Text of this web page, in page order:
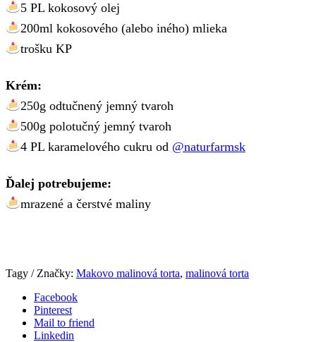
5 PL kokosový olej
200ml kokosového (alebo iného) mlieka
trošku KP
Krém:
250g odtučnený jemný tvaroh
500g polotučný jemný tvaroh
4 PL karamelového cukru od @naturfarmsk
Ďalej potrebujeme:
mrazené a čerstvé maliny
Tagy / Značky: Makovo malinová torta, malinová torta
Facebook
Pinterest
Mail to friend
Linkedin